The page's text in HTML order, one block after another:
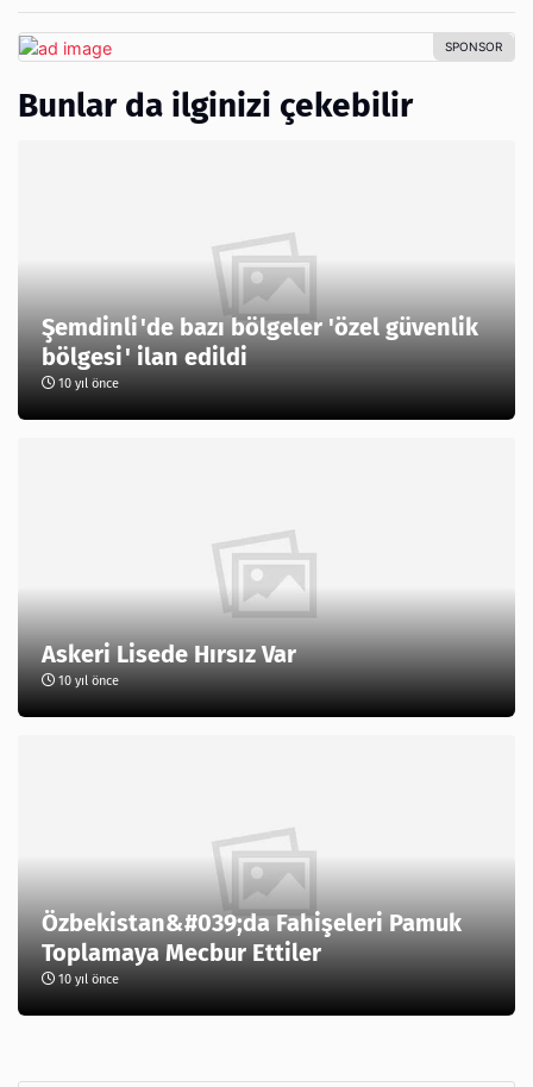
Bunlar da ilginizi çekebilir
Şemdinli'de bazı bölgeler 'özel güvenlik
bölgesi' ilan edildi
10 yıl önce
Askeri Lisede Hırsız Var
10 yıl önce
Özbekistan&#039;da Fahişeleri Pamuk
Toplamaya Mecbur Ettiler
10 yıl önce